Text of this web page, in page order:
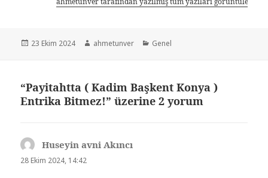
23 Ekim 2024 ahmetunver Genel
“Payitahtta ( Kadim Başkent Konya )
Entrika Bitmez!” üzerine 2 yorum
Huseyin avni Akıncı
28 Ekim 2024, 14:42